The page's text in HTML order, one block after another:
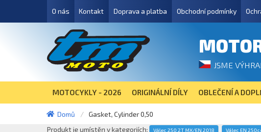
O nás Kontakt Doprava a platba Obchodní podmínky
JSME
MOTOCYKLY - 2026 ORIGINÁLNÍ DÍLY OBLEČENÍ A
Domů
Gasket, Cylinder 0,50
Produkt je umístěn v kategoriích:
Válec 250 2T MX/EN 2018 Válec EN